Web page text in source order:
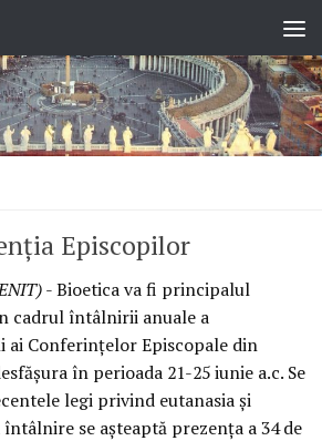
Episcopilor
- Bioetica va fi principalul
cadrul întâlnirii anuale a
ai Conferinţelor Episcopale din
în perioada 21-25 iunie a.c. Se
legi privind eutanasia şi
se aşteaptă prezenţa a 34 de